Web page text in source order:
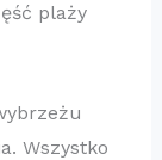
plaży
Wszystko